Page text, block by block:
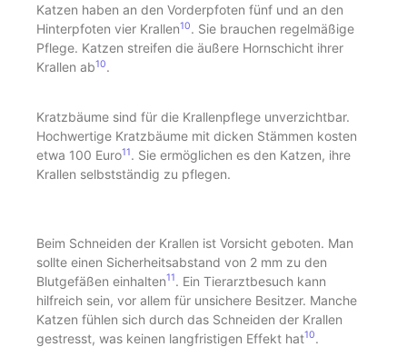
Katzen haben an den Vorderpfoten fünf und an den
Hinterpfoten vier Krallen10. Sie brauchen regelmäßige
Pflege. Katzen streifen die äußere Hornschicht ihrer
Krallen ab10.
Kratzbäume sind für die Krallenpflege unverzichtbar.
Hochwertige Kratzbäume mit dicken Stämmen kosten
etwa 100 Euro11. Sie ermöglichen es den Katzen, ihre
Krallen selbstständig zu pflegen.
Beim Schneiden der Krallen ist Vorsicht geboten. Man
sollte einen Sicherheitsabstand von 2 mm zu den
Blutgefäßen einhalten11. Ein Tierarztbesuch kann
hilfreich sein, vor allem für unsichere Besitzer. Manche
Katzen fühlen sich durch das Schneiden der Krallen
gestresst, was keinen langfristigen Effekt hat10.